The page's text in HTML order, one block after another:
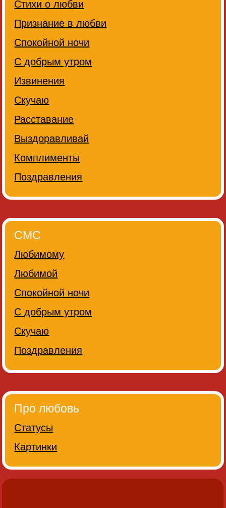
Стихи о любви
Признание в любви
Спокойной ночи
С добрым утром
Извинения
Скучаю
Расставание
Выздоравливай
Комплименты
Поздравления
СМС
Любимому
Любимой
Спокойной ночи
С добрым утром
Скучаю
Поздравления
Про любовь
Статусы
Картинки